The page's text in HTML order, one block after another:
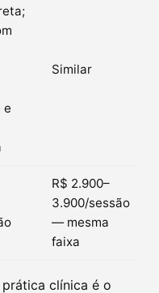
e
Similar
R$ 2.900–
3.900/sessão
— mesma
faixa
clínica é o